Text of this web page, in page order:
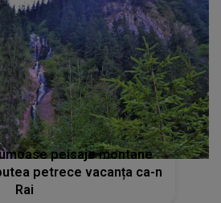
peisaje montane
petrece vacanța ca-n
Rai